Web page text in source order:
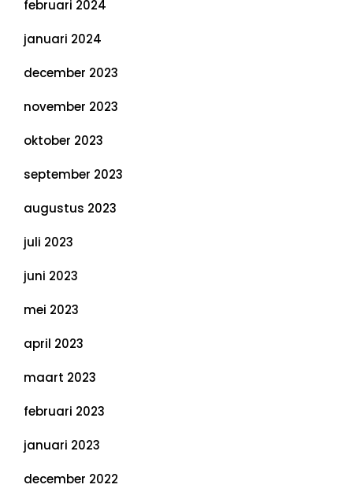
februari 2024
januari 2024
december 2023
november 2023
oktober 2023
september 2023
augustus 2023
juli 2023
juni 2023
mei 2023
april 2023
maart 2023
februari 2023
januari 2023
december 2022